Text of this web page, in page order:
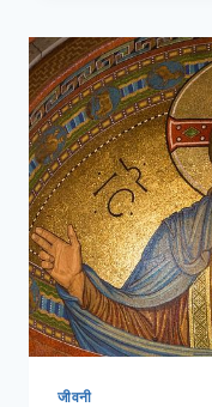
परिचय,
शिक्षा,
कोट्स,
पुरस्कार
और
वाद
विवाद
जीवनी